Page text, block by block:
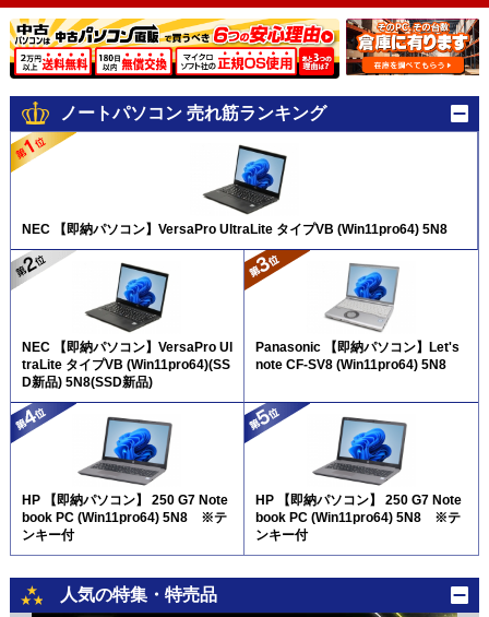
ノートパソコン 売れ筋ランキング
NEC 【即納パソコン】VersaPro UltraLite タイプVB (Win11pro64) 5N8
NEC 【即納パソコン】VersaPro Ul
traLite タイプVB (Win11pro64)(SS
D新品) 5N8(SSD新品)
Panasonic 【即納パソコン】Let's
note CF-SV8 (Win11pro64) 5N8
HP 【即納パソコン】 250 G7 Note
book PC (Win11pro64) 5N8 ※テ
ンキー付
HP 【即納パソコン】 250 G7 Note
book PC (Win11pro64) 5N8 ※テ
ンキー付
人気の特集・特売品